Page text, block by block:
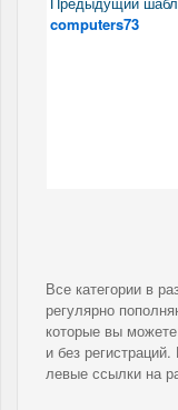
computers73
Все категории в
регулярно
которые вы
и без
левые ссылки на